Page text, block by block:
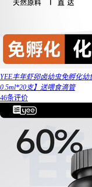
YEE丰年虾卵卤幼虫免孵化
0.5ml*20支】送喂食滴管
46条评价